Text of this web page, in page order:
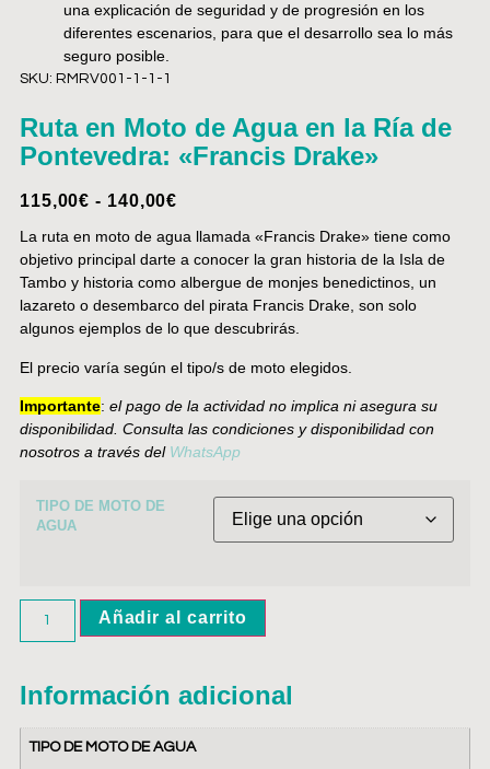
una explicación de seguridad y de progresión en los
diferentes escenarios, para que el desarrollo sea lo más
seguro posible.
SKU: RMRV001-1-1-1
Ruta en Moto de Agua en la Ría de
Pontevedra: «Francis Drake»
115,00€ - 140,00€
La ruta en moto de agua llamada «Francis Drake» tiene como
objetivo principal darte a conocer la gran historia de la Isla de
Tambo y historia como albergue de monjes benedictinos, un
lazareto o desembarco del pirata Francis Drake, son solo
algunos ejemplos de lo que descubrirás.
El precio varía según el tipo/s de moto elegidos.
Importante: el pago de la actividad no implica ni asegura su
disponibilidad. Consulta las condiciones y disponibilidad con
nosotros a través del WhatsApp
TIPO DE MOTO DE
AGUA
Añadir al carrito
Información adicional
TIPO DE MOTO DE AGUA